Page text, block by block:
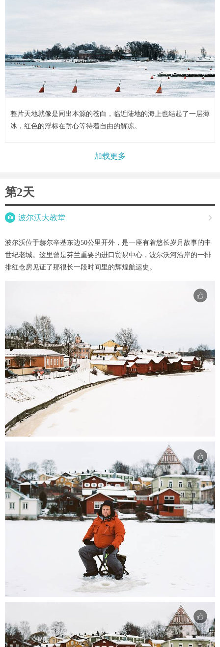
整片天地就像是同出本源的苍白，临近陆地的海上也结起了一层薄
冰，红色的浮标在耐心等待着自由的解冻。
加载更多
第2天
 波尔沃大教堂 
波尔沃位于赫尔辛基东边50公里开外，是一座有着悠长岁月故事的中
世纪老城。这里曾是芬兰重要的进口贸易中心，波尔沃河沿岸的一排
排红仓房见证了那很长一段时间里的辉煌航运史。